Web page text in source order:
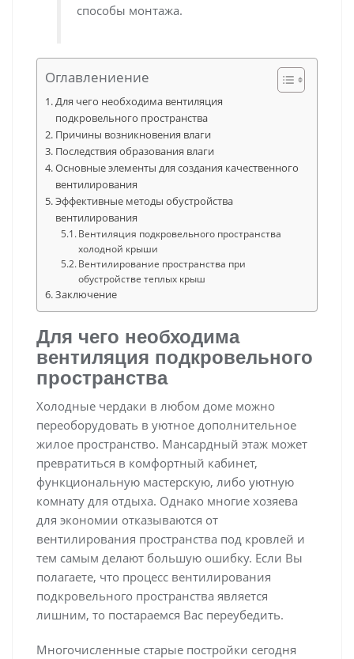
способы монтажа.
Оглавлениение
Для чего необходима вентиляция
подкровельного пространства
Причины возникновения влаги
Последствия образования влаги
Основные элементы для создания качественного
вентилирования
Эффективные методы обустройства
вентилирования
Вентиляция подкровельного пространства
холодной крыши
Вентилирование пространства при
обустройстве теплых крыш
Заключение
Для чего необходима
вентиляция подкровельного
пространства
Холодные чердаки в любом доме можно
переоборудовать в уютное дополнительное
жилое пространство. Мансардный этаж может
превратиться в комфортный кабинет,
функциональную мастерскую, либо уютную
комнату для отдыха. Однако многие хозяева
для экономии отказываются от
вентилирования пространства под кровлей и
тем самым делают большую ошибку. Если Вы
полагаете, что процесс вентилирования
подкровельного пространства является
лишним, то постараемся Вас переубедить.
Многочисленные старые постройки сегодня